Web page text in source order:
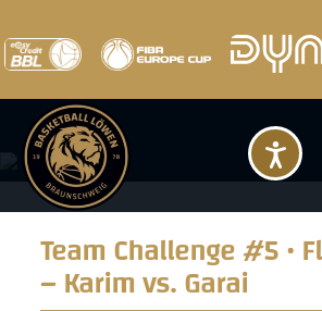
Team Challenge #5 •
– Karim vs. Garai